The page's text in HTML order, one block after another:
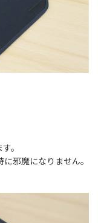
。
邪魔になりません。